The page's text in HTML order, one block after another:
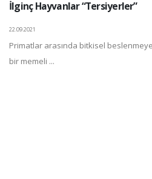
İlginç Hayvanlar “Tersiyerler”
22.09.2021
Primatlar arasında bitkisel
bir memeli ...